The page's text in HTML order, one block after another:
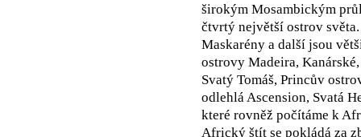
širokým Mosambickým
čtvrtý největší ostrov
Maskarény a další jsou
ostrovy Madeira,
Svatý Tomáš, Princův
odlehlá Ascension, Svatá
které rovněž počítáme k
Africký štít se pokládá za